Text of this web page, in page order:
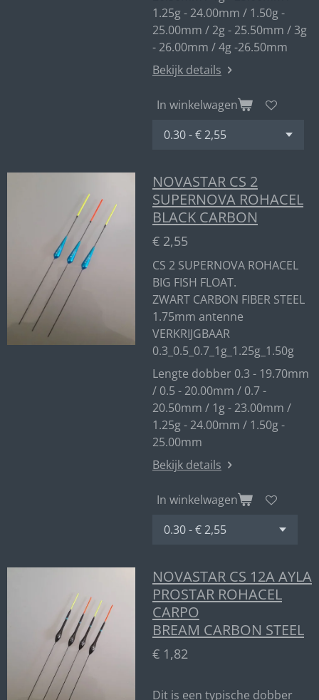
1.25g - 24.00mm / 1.50g -
25.00mm / 2g - 25.50mm / 3g
- 26.00mm / 4g -26.50mm
Bekijk details
In winkelwagen
NOVASTAR CS 2
SUPERNOVA ROHACEL
BLACK CARBON
€ 2,55
CS 2 SUPERNOVA ROHACEL
BIG FISH FLOAT.
ZWART CARBON FIBER STEEL
1.75mm antenne
VERKRIJGBAAR
0.3_0.5_0.7_1g_1.25g_1.50g
Lengte dobber 0.3 - 19.70mm
/ 0.5 - 20.00mm / 0.7 -
20.50mm / 1g - 23.00mm /
1.25g - 24.00mm / 1.50g -
25.00mm
Bekijk details
In winkelwagen
NOVASTAR CS 12A AYLA
PROSTAR ROHACEL
CARPO
BREAM CARBON STEEL
€ 1,82
Dit is een typische dobber